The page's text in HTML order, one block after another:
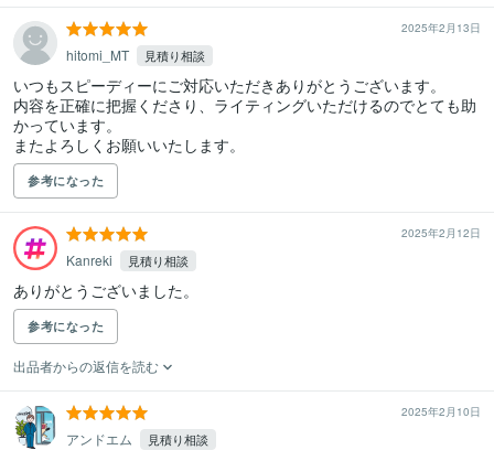
2025年2月13日
hitomi_MT 見積り相談
いつもスピーディーにご対応いただきありがとうございます。
内容を正確に把握くださり、ライティングいただけるのでとても助
かっています。
またよろしくお願いいたします。
参考になった
2025年2月12日
Kanreki 見積り相談
ありがとうございました。
参考になった
出品者からの返信を読む
2025年2月10日
アンドエム 見積り相談